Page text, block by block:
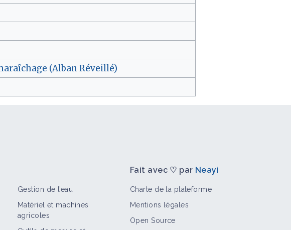
(Alban Réveillé)
Gestion de l’eau
Matériel et machines
agricoles
Fait avec ♡ par Neayi
Charte de la plateforme
Mentions légales
Open Source